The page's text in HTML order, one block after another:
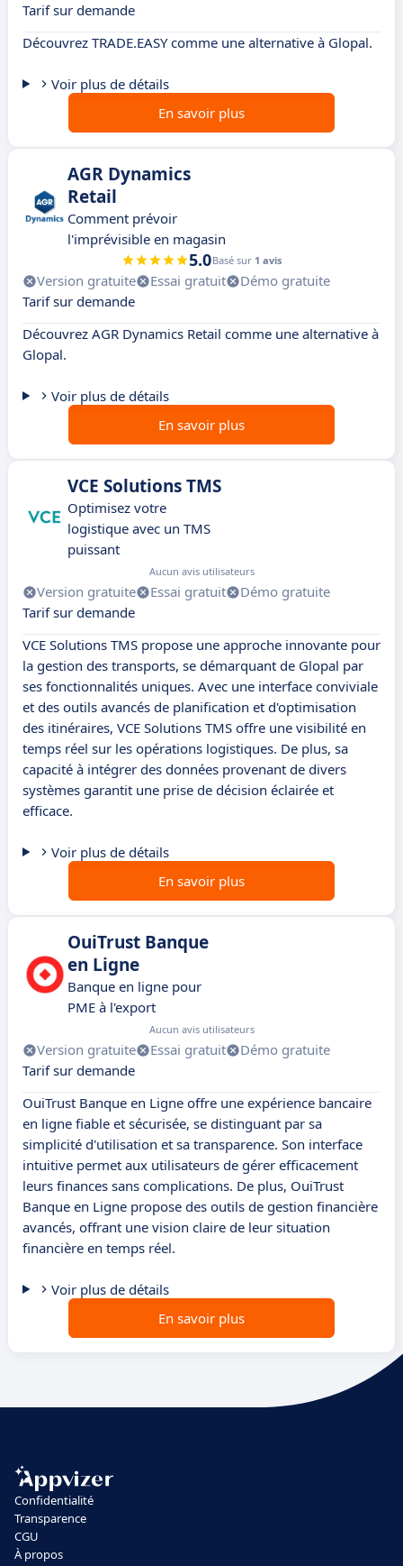
Tarif sur demande
Découvrez TRADE.EASY comme une alternative à Glopal.
Voir plus de détails
En savoir plus
AGR Dynamics
Retail
Comment prévoir
l'imprévisible en magasin
5.0Basé sur 1 avis
Version gratuite Essai gratuit
Démo gratuite
Tarif sur demande
Découvrez AGR Dynamics Retail comme une alternative à
Glopal.
Voir plus de détails
En savoir plus
VCE Solutions TMS
Optimisez votre
logistique avec un TMS
puissant
Aucun avis utilisateurs
Version gratuite Essai gratuit
Démo gratuite
Tarif sur demande
VCE Solutions TMS propose une approche innovante pour
la gestion des transports, se démarquant de Glopal par
ses fonctionnalités uniques. Avec une interface conviviale
et des outils avancés de planification et d'optimisation
des itinéraires, VCE Solutions TMS offre une visibilité en
temps réel sur les opérations logistiques. De plus, sa
capacité à intégrer des données provenant de divers
systèmes garantit une prise de décision éclairée et
efficace.
Voir plus de détails
En savoir plus
OuiTrust Banque
en Ligne
Banque en ligne pour
PME à l'export
Aucun avis utilisateurs
Version gratuite Essai gratuit
Démo gratuite
Tarif sur demande
OuiTrust Banque en Ligne offre une expérience bancaire
en ligne fiable et sécurisée, se distinguant par sa
simplicité d'utilisation et sa transparence. Son interface
intuitive permet aux utilisateurs de gérer efficacement
leurs finances sans complications. De plus, OuiTrust
Banque en Ligne propose des outils de gestion financière
avancés, offrant une vision claire de leur situation
financière en temps réel.
Voir plus de détails
En savoir plus
Confidentialité
Transparence
CGU
À propos